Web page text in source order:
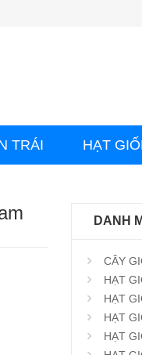
TRÁI HẠT
DANH
CÂY
HẠT
HẠT
HẠT
HẠT